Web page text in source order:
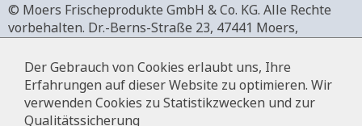
© Moers Frischeprodukte GmbH & Co. KG. Alle Rechte
vorbehalten. Dr.-Berns-Straße 23, 47441 Moers,
+49 2841 911-0,www.moers-frischeprodukte.de
Der Gebrauch von Cookies erlaubt uns, Ihre
Erfahrungen auf dieser Website zu optimieren. Wir
verwenden Cookies zu Statistikzwecken und zur
Qualitätssicherung